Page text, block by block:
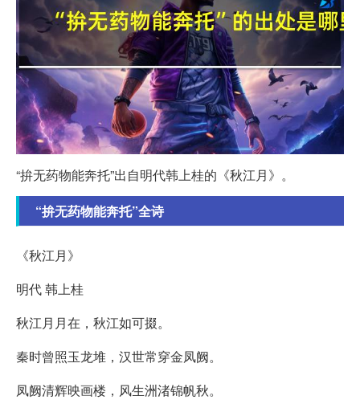
“拚无药物能奔托”出自明代韩上桂的《秋江月》。
“拚无药物能奔托”全诗
《秋江月》
明代 韩上桂
秋江月月在，秋江如可掇。
秦时曾照玉龙堆，汉世常穿金凤阙。
凤阙清辉映画楼，风生洲渚锦帆秋。